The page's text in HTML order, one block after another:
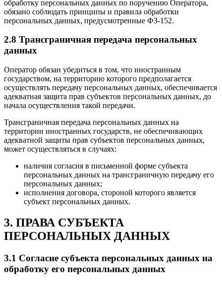
обработку персональных данных по поручению Оператора,
обязано соблюдать принципы и правила обработки
персональных данных, предусмотренные ФЗ-152.
2.8 Трансграничная передача персональных
данных
Оператор обязан убедиться в том, что иностранным
государством, на территорию которого предполагается
осуществлять передачу персональных данных, обеспечивается
адекватная защита прав субъектов персональных данных, до
начала осуществления такой передачи.
Трансграничная передача персональных данных на
территории иностранных государств, не обеспечивающих
адекватной защиты прав субъектов персональных данных,
может осуществляться в случаях:
наличия согласия в письменной форме субъекта
персональных данных на трансграничную передачу его
персональных данных;
исполнения договора, стороной которого является
субъект персональных данных.
3. ПРАВА СУБЪЕКТА
ПЕРСОНАЛЬНЫХ ДАННЫХ
3.1 Согласие субъекта персональных данных на
обработку его персональных данных